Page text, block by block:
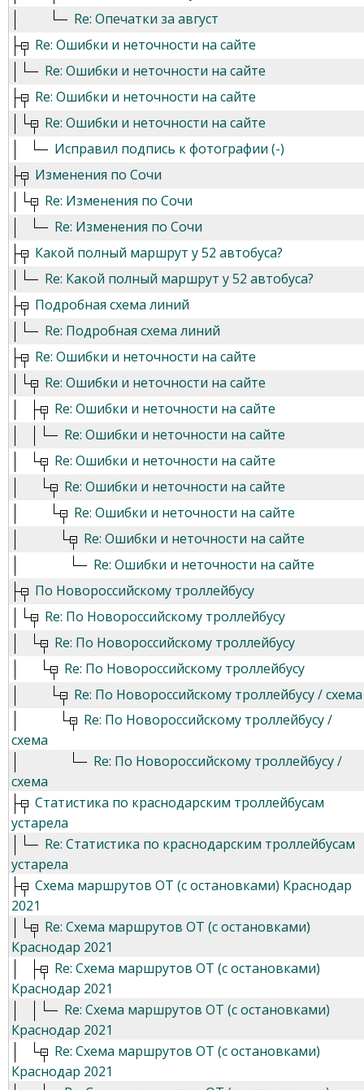
Re: Опечатки за август
Re: Ошибки и неточности на сайте
Re: Ошибки и неточности на сайте
Re: Ошибки и неточности на сайте
Re: Ошибки и неточности на сайте
Исправил подпись к фотографии (-)
Изменения по Сочи
Re: Изменения по Сочи
Re: Изменения по Сочи
Какой полный маршрут у 52 автобуса?
Re: Какой полный маршрут у 52 автобуса?
Подробная схема линий
Re: Подробная схема линий
Re: Ошибки и неточности на сайте
Re: Ошибки и неточности на сайте
Re: Ошибки и неточности на сайте
Re: Ошибки и неточности на сайте
Re: Ошибки и неточности на сайте
Re: Ошибки и неточности на сайте
Re: Ошибки и неточности на сайте
Re: Ошибки и неточности на сайте
Re: Ошибки и неточности на сайте
По Новороссийскому троллейбусу
Re: По Новороссийскому троллейбусу
Re: По Новороссийскому троллейбусу
Re: По Новороссийскому троллейбусу
Re: По Новороссийскому троллейбусу / схема
Re: По Новороссийскому троллейбусу /
схема
Re: По Новороссийскому троллейбусу /
схема
Статистика по краснодарским троллейбусам
устарела
Re: Статистика по краснодарским троллейбусам
устарела
Схема маршрутов ОТ (с остановками) Краснодар
2021
Re: Схема маршрутов ОТ (с остановками)
Краснодар 2021
Re: Схема маршрутов ОТ (с остановками)
Краснодар 2021
Re: Схема маршрутов ОТ (с остановками)
Краснодар 2021
Re: Схема маршрутов ОТ (с остановками)
Краснодар 2021